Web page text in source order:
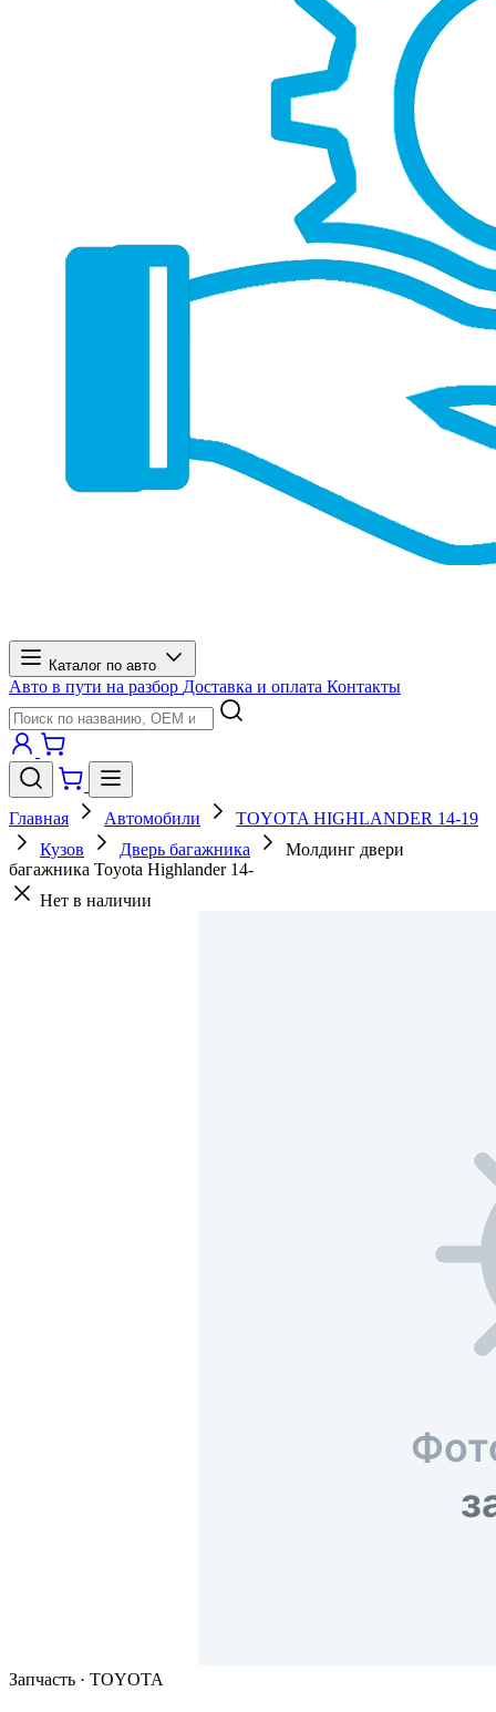
Каталог по авто
Авто в пути на разбор Доставка и оплата Контакты
Главная Автомобили
TOYOTA HIGHLANDER 14-19
Кузов
Дверь багажника
Молдинг двери
багажника Toyota Highlander 14-
Нет в наличии
Запчасть · TOYOTA